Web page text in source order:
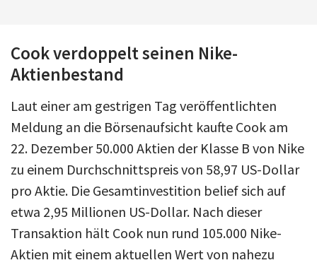
Cook verdoppelt seinen Nike-
Aktienbestand
Laut einer am gestrigen Tag veröffentlichten
Meldung an die Börsenaufsicht kaufte Cook am
22. Dezember 50.000 Aktien der Klasse B von Nike
zu einem Durchschnittspreis von 58,97 US-Dollar
pro Aktie. Die Gesamtinvestition belief sich auf
etwa 2,95 Millionen US-Dollar. Nach dieser
Transaktion hält Cook nun rund 105.000 Nike-
Aktien mit einem aktuellen Wert von nahezu